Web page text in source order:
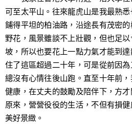
可至太平山。往來龍虎山是我最熟
鋪得平坦的柏油路，沿途長有茂密
野花，風景雖談不上壯觀，但也足
坡，所以也要花上一點力氣才能到
住了這區超過二十年，可是從前因
總沒有心情往後山跑。直至十年前
健康，在丈夫的鼓勵及陪伴下，方
原來，營營役役的生活，不但有損
美好景緻。